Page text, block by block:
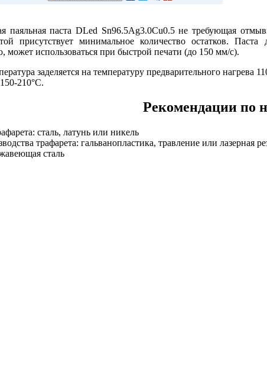
паяльная паста DLed Sn96.5Ag3.0Cu0.5 не требующая
присутствует минимальное количество остатков.
может использоваться при быстрой печати (до 150 мм/с).
заделяется на температуру предварительного нагрева
210°С.
Рекомендации по
сталь, латунь или никель
трафарета: гальванопластика, травление или лазерная
сталь